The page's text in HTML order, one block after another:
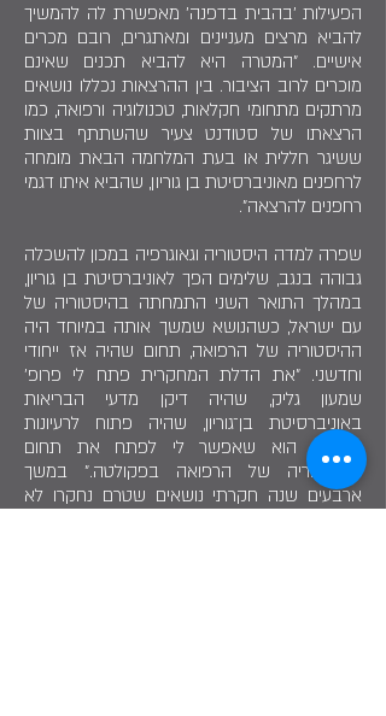
הפעילות 'בהבית בדפנה' מאפשרת לה להמשיך
להביא מרצים מעניינים ומאתגרים, רובם מכרים
אישיים. "המטרה היא להביא תכנים שאינם
מוכרים לרוב הציבור. בין ההרצאות נכללו נושאים
מרתקים מתחומי חקלאות, טכנולוגיה ורפואה, כמו
הרצאתו של סטודנט צעיר שהשתתף בצוות
ששיגר חללית או בעת המלחמה הבאת מומחה
לרחפנים מאוניברסיטת בן גוריון, שהביא איתו דגמי
רחפנים להרצאה".
שפרה למדה היסטוריה וגאוגרפיה במכון להשכלה
גבוהה בנגב, שלימים הפך לאוניברסיטת בן גוריון,
במהלך התואר השני התמחתה בהיסטוריה של
עם ישראל, כשהנושא שמשך אותה במיוחד היה
ההיסטוריה של הרפואה, תחום שהיה אז ייחודי
וחדשני. "את הדלת המחקרית פתח לי פרופ’
שמעון גליק, שהיה דיקן מדעי הבריאות
באוניברסיטת בן־גוריון, שהיה פתוח לרעיונות
חדשים, הוא שאפשר לי לפתח את תחום
ההיסטוריה של הרפואה בפקולטה." במשך
ארבעים שנה חקרתי נושאים שטרם נחקרו לא